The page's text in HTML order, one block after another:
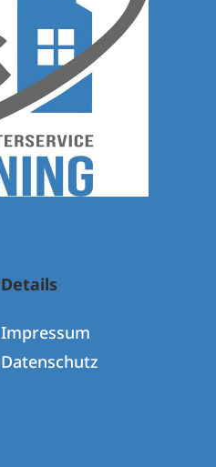
Details
Impressum
Datenschutz